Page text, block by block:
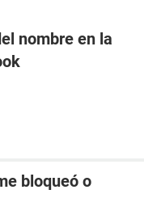
nombre en la
bloqueó o